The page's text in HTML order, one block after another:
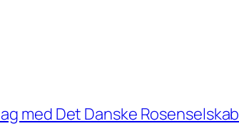
med Det Danske Rosenselskab